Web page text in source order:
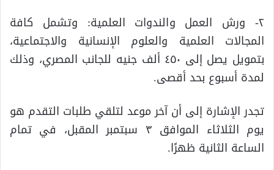
٢- ورش العمل والندوات العلمية: وتشمل كافة
المجالات العلمية والعلوم الإنسانية والاجتماعية،
بتمويل يصل إلى ٤٥٠ ألف جنيه للجانب المصري، وذلك
لمدة أسبوع بحد أقصى.
تجدر الإشارة إلى أن آخر موعد لتلقي طلبات التقدم هو
يوم الثلاثاء الموافق ٣ سبتمبر المقبل، في تمام
الساعة الثانية ظهرًا.